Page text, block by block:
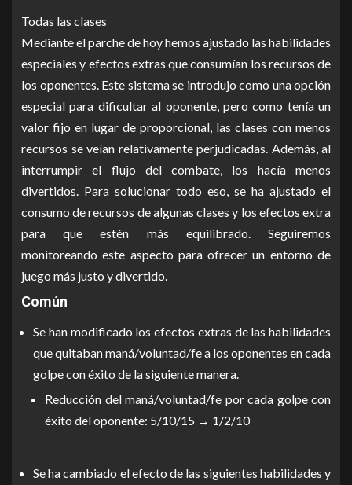
Todas las clases
Mediante el parche de hoy hemos ajustado las habilidades
especiales y efectos extras que consumían los recursos de
los oponentes. Este sistema se introdujo como una opción
especial para dificultar al oponente, pero como tenía un
valor fijo en lugar de proporcional, las clases con menos
recursos se veían relativamente perjudicadas. Además, al
interrumpir el flujo del combate, los hacía menos
divertidos. Para solucionar todo eso, se ha ajustado el
consumo de recursos de algunas clases y los efectos extra
para que estén más equilibrado. Seguiremos
monitoreando este aspecto para ofrecer un entorno de
juego más justo y divertido.
Común
Se han modificado los efectos extras de las habilidades
que quitaban maná/voluntad/fe a los oponentes en cada
golpe con éxito de la siguiente manera.
Reducción del maná/voluntad/fe por cada golpe con
éxito del oponente: 5/10/15 → 1/2/10
Se ha cambiado el efecto de las siguientes habilidades y